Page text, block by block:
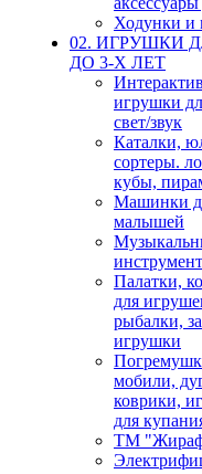
Ходунки и
02. ИГРУШКИ
ДО 3-Х ЛЕТ
игрушки
свет/звук
Каталки,
сортеры.
кубы,
Машинки
малышей
Палатки,
для
рыбалки,
игрушки
мобили,
коврики,
для
ТМ